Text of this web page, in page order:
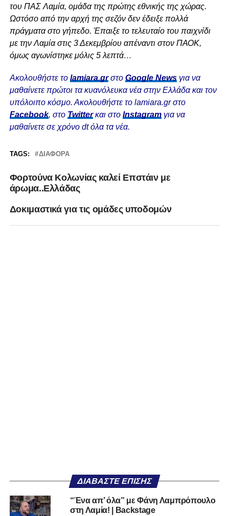
του ΠΑΣ Λαμία, ομάδα της πρώτης εθνικής της χώρας.
Ωστόσο από την αρχή της σεζόν δεν έδειξε πολλά
πράγματα στο γήπεδο. Έπαιξε το τελευταίο του παιχνίδι
με την Λαμία στις 3 Δεκεμβρίου απέναντι στον ΠΑΟΚ,
όμως αγωνίστηκε μόλις 5 λεπτά…
Ακολουθήστε το lamiara.grστο Google Newsγια να
μαθαίνετε πρώτοι τα κυανόλευκα νέα στην Ελλάδα και τον
υπόλοιπο κόσμο. Ακολουθήστε το lamiara.gr στο
Facebook, στο Twitterκαι στο Instagram για να
μαθαίνετε σε χρόνο dt όλα τα νέα.
TAGS: ΔΙΆΦΟΡΑ
Φορτούνα Κολωνίας καλεί Επστάιν με
άρωμα..Ελλάδας
Δοκιμαστικά για τις ομάδες υποδομών
ΔΙΑΒΆΣΤΕ ΕΠΊΣΗΣ
“Ένα απ’ όλα” με Φάνη Λαμπρόπουλο
στη Λαμία! | Backstage